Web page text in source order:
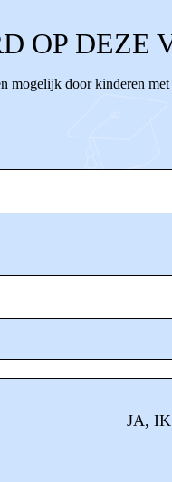
OP DEZE
mogelijk door kinderen met
JA,